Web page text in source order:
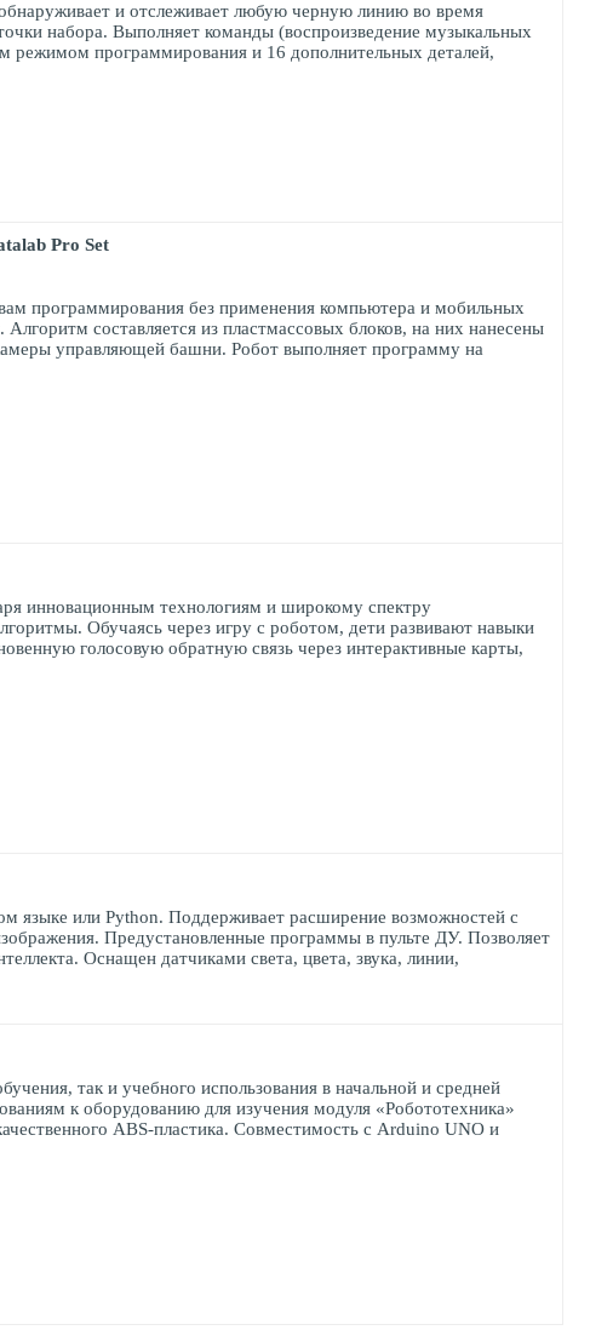
и отслеживает любую черную линию во время
набора. Выполняет команды (воспроизведение музыкальных
режимом программирования и 16 дополнительных деталей,
Pro Set
программирования без применения компьютера и мобильных
составляется из пластмассовых блоков, на них нанесены
управляющей башни. Робот выполняет программу на
инновационным технологиям и широкому спектру
Обучаясь через игру с роботом, дети развивают навыки
голосовую обратную связь через интерактивные карты,
языке или Python. Поддерживает расширение возможностей с
Предустановленные программы в пульте ДУ. Позволяет
Оснащен датчиками света, цвета, звука, линии,
так и учебного использования в начальной и средней
к оборудованию для изучения модуля «Робототехника»
ABS-пластика. Совместимость с Arduino UNO и